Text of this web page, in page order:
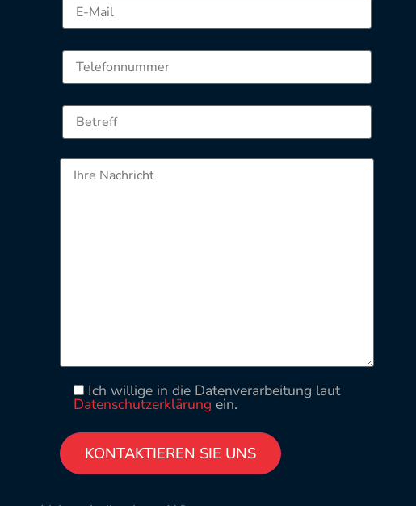
Ich willige in die Datenverarbeitung laut
Datenschutzerklärung ein.
Please leave this field empty.